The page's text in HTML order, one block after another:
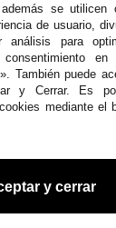
Envíos y
Formas de
Preguntas
Contacto
Fondo
se utilicen
de usuario,
análisis para
en
También puede
y Cerrar. Es
mediante el
y cerrar